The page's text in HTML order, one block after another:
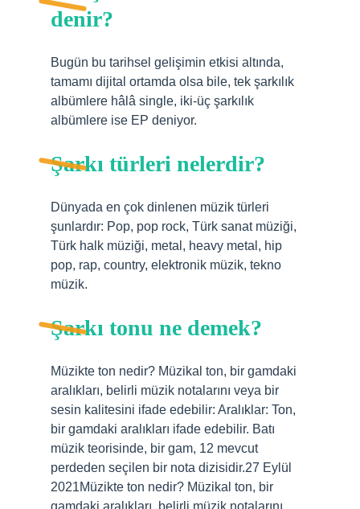
denir?
Bugün bu tarihsel gelişimin etkisi altında,
tamamı dijital ortamda olsa bile, tek şarkılık
albümlere hâlâ single, iki-üç şarkılık
albümlere ise EP deniyor.
Şarkı türleri nelerdir?
Dünyada en çok dinlenen müzik türleri
şunlardır: Pop, pop rock, Türk sanat müziği,
Türk halk müziği, metal, heavy metal, hip
pop, rap, country, elektronik müzik, tekno
müzik.
Şarkı tonu ne demek?
Müzikte ton nedir? Müzikal ton, bir gamdaki
aralıkları, belirli müzik notalarını veya bir
sesin kalitesini ifade edebilir: Aralıklar: Ton,
bir gamdaki aralıkları ifade edebilir. Batı
müzik teorisinde, bir gam, 12 mevcut
perdeden seçilen bir nota dizisidir.27 Eylül
2021Müzikte ton nedir? Müzikal ton, bir
gamdaki aralıkları, belirli müzik notalarını